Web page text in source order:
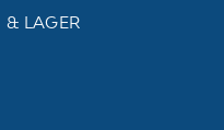
& LAGER